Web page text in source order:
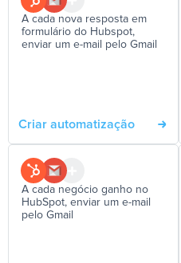
A cada nova resposta em
formulário do Hubspot,
enviar um e-mail pelo Gmail
Criar automatização
A cada negócio ganho no
HubSpot, enviar um e-mail
pelo Gmail